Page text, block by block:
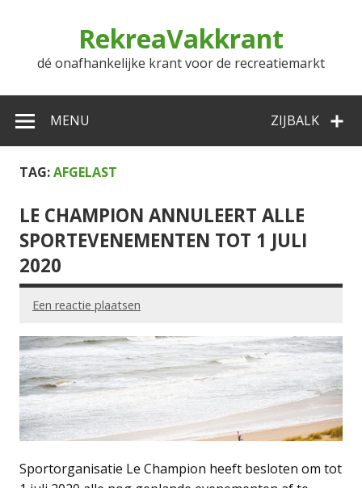
RekreaVakkrant
dé onafhankelijke krant voor de recreatiemarkt
ZIJBALK
MENU
TAG:AFGELAST
LE CHAMPION ANNULEERT ALLE
SPORTEVENEMENTEN TOT 1 JULI
2020
Een reactie plaatsen
Sportorganisatie Le Champion heeft besloten om tot